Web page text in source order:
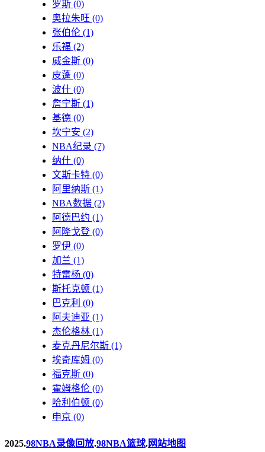
罗斯 (0)
奥拉朱旺 (0)
张伯伦 (1)
乐福 (2)
威金斯 (0)
皮蓬 (0)
波什 (0)
詹宁斯 (1)
基德 (0)
坎宁安 (2)
NBA纪录 (7)
纳什 (0)
文斯卡特 (0)
阿里纳斯 (1)
NBA数据 (2)
阿德巴约 (1)
阿隆戈登 (0)
罗伊 (0)
加兰 (1)
特雷杨 (0)
斯托克顿 (1)
巴克利 (0)
阿夫迪亚 (1)
杰伦格林 (1)
麦克丹尼尔斯 (1)
埃奇库姆 (0)
福克斯 (0)
霍姆格伦 (0)
哈利伯顿 (0)
申京 (0)
2025.98NBA录像回放.98NBA篮球.网站地图